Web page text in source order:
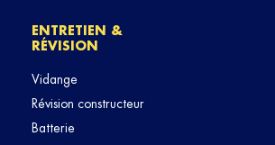
ENTRETIEN &
RÉVISION
Vidange
Révision constructeur
Batterie